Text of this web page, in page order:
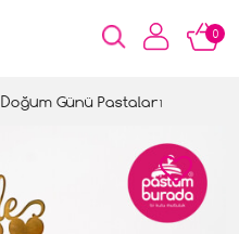
0
Doğum Günü Pastaları